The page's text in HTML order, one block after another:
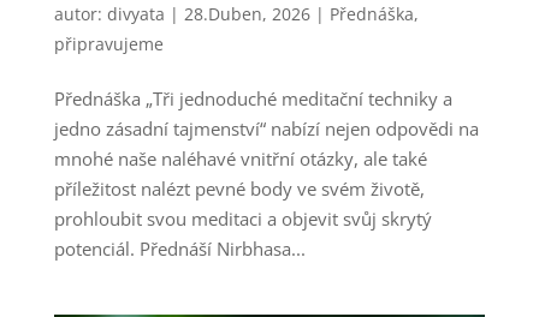
autor: divyata | 28.Duben, 2026| Přednáška,
připravujeme
Přednáška „Tři jednoduché meditační techniky a
jedno zásadní tajmenství“ nabízí nejen odpovědi na
mnohé naše naléhavé vnitřní otázky, ale také
příležitost nalézt pevné body ve svém životě,
prohloubit svou meditaci a objevit svůj skrytý
potenciál. Přednáší Nirbhasa...